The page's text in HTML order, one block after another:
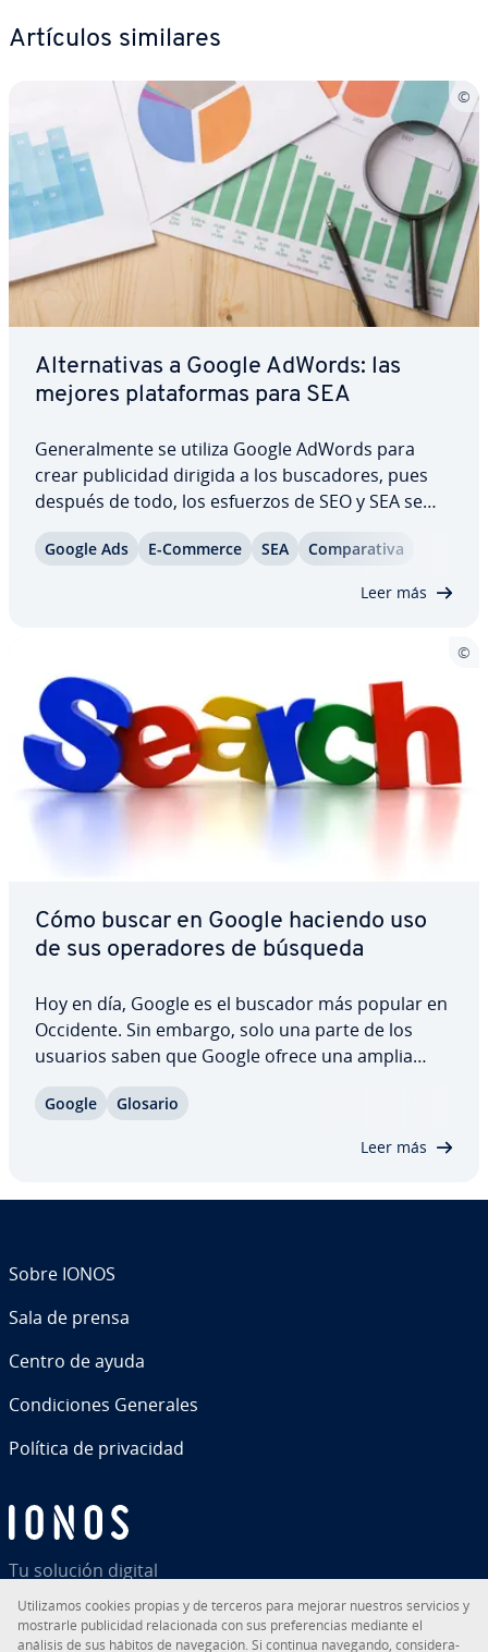
Artículos similares
Al­te­r­na­ti­vas a Google AdWords: las
mejores pla­ta­fo­r­mas para SEA
Ge­ne­ra­l­me­n­te se utiliza Google AdWords para
crear pu­bli­ci­dad dirigida a los bu­s­ca­do­res, pues
después de todo, los esfuerzos de SEO y SEA se
orientan al líder del mercado. Pero para lograr un
marketing mix de calidad es co­n­ve­nie­n­te echar un
Google Ads E-Commerce SEA Co­m­pa­ra­ti­va
Leer más
Cómo buscar en Google haciendo uso
de sus ope­ra­do­res de búsqueda
Hoy en día, Google es el buscador más popular en
Occidente. Sin embargo, solo una parte de los
usuarios saben que Google ofrece una amplia
ajustar la búsqueda para obtener los re­su­l­ta­dos
Google Glosario
Leer más
Tu solución digital
Sobre IONOS
Sala de prensa
Centro de ayuda
Co­n­di­cio­nes Generales
Política de pri­va­ci­dad
Uti­li­za­mos cookies propias y de terceros para mejorar nuestros servicios y
mostrarle pu­bli­ci­dad re­la­cio­na­da con sus pre­fe­re­n­cias mediante el
análisis de sus hábitos de na­ve­ga­ción. Si continua navegando, co­n­si­de­ra­